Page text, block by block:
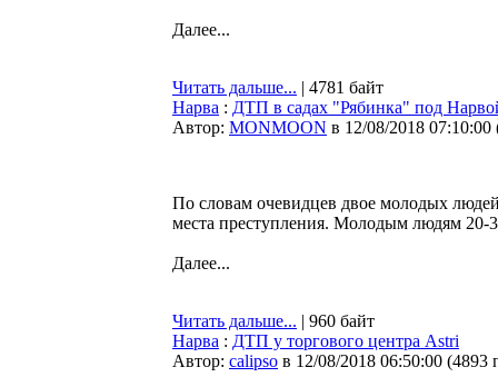
Далее...
Читать дальше... | 4781 байт
Нарва : ДТП в садах "Рябинка" под
Автор: MONMOON в 12/08/2018 07:10:00
По словам очевидцев двое молодых
места преступления. Молодым людям 20-
Далее...
Читать дальше... | 960 байт
Нарва : ДТП у торгового центра Astri
Автор: calipso в 12/08/2018 06:50:00 (4893